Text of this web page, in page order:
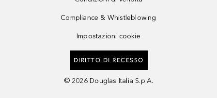
Compliance & Whistleblowing
Impostazioni cookie
DIRITTO DI RECESSO
© 2026 Douglas Italia S.p.A.